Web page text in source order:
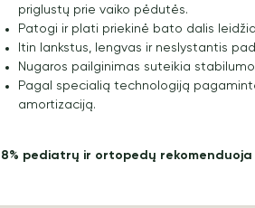
priglustų prie vaiko pėdutės.
Patogi ir plati priekinė bato dalis
Itin lankstus, lengvas ir neslystantis
Nugaros pailginimas suteikia stabilumo.
Pagal specialią technologiją
amortizaciją.
pediatrų ir ortopedų